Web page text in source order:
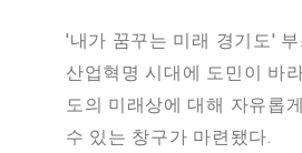
'내가 꿈꾸는 미래 경기도'
산업혁명 시대에 도민이 바
도의 미래상에 대해 자유롭
수 있는 창구가 마련됐다.